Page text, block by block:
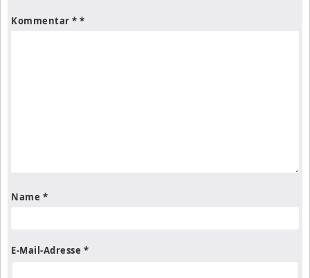
Kommentar *
Name *
E-Mail-Adresse *